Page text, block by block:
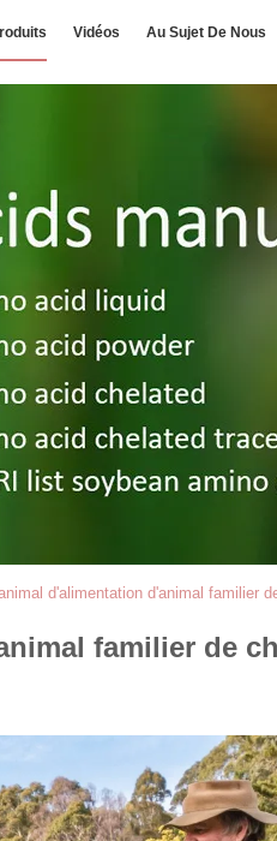
Vidéos Au Sujet De Nous
d'alimentation d'animal familier
familier de